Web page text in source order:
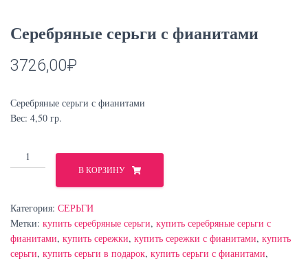
Серебряные серьги с фианитами
3726,00₽
Серебряные серьги с фианитами
Вес: 4,50 гр.
Количество
товара
Серебряные
с
фианитами
В КОРЗИНУ
Категория: СЕРЬГИ
Метки: купить серебряные серьги, купить серебряные серьги с
фианитами, купить сережки, купить сережки с фианитами, купить
серьги, купить серьги в подарок, купить серьги с фианитами,